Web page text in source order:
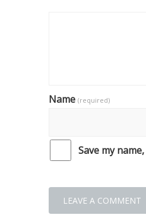
Name (required)
Save my